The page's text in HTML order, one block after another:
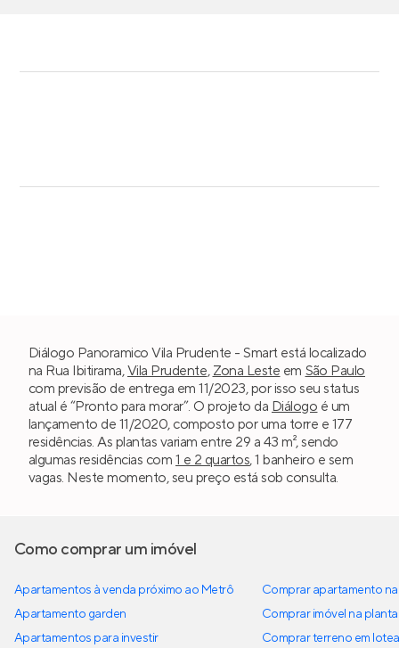
Diálogo Panoramico Vila Prudente - Smart está localizado
na Rua Ibitirama,Vila Prudente, Zona Leste em São Paulo
com previsão de entrega em 11/2023, por isso seu status
atual é “Pronto para morar”. O projeto da Diálogo é um
lançamento de 11/2020, composto por uma torre e 177
residências. As plantas variam entre 29 a 43 m², sendo
algumas residências com 1 e 2 quartos, 1 banheiro e sem
vagas. Neste momento, seu preço está sob consulta.
Como comprar um imóvel
Apartamentos à venda próximo ao Metrô
Apartamento garden
Apartamentos para investir
Comprar apartamento
Comprar imóvel na planta
Comprar terreno em